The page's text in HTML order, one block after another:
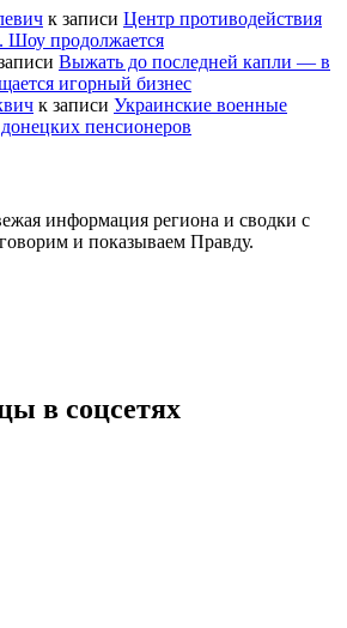
к записи Центр противодействия
Шоу продолжается
Выжать до последней капли — в
игорный бизнес
к записи Украинские военные
пенсионеров
информация региона и сводки с
и показываем Правду.
в соцсетях